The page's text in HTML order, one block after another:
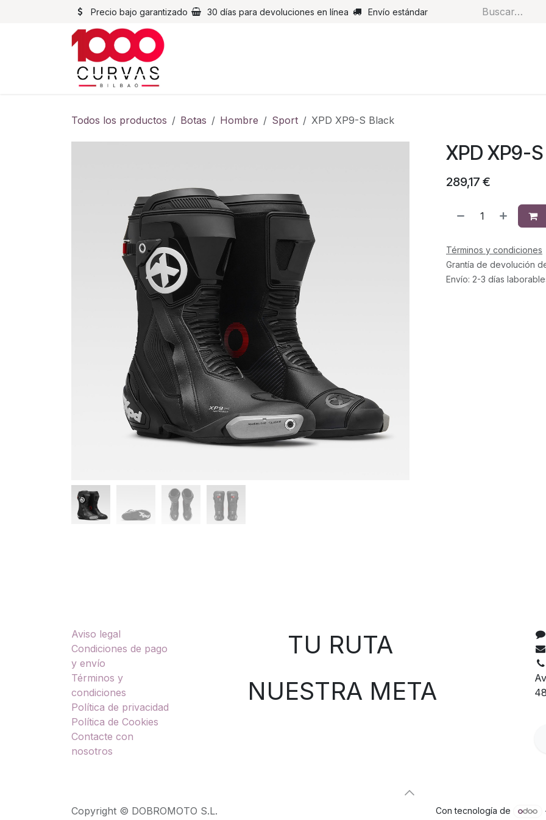
Precio bajo garantizado 30 días para devoluciones en línea Envío estándar
Todos los productos Botas Hombre Sport XPD XP9-S Black
XPD XP9-
289,17 €
Términos y condiciones
Grantía de devolución
Envío: 2-3 días
Aviso legal
Condiciones de pago
y envío
Términos y
condiciones
Política de privacidad
Política de Cookies
Contacte con
nosotros
TU RUTA
NUESTRA META
Copyright © DOBROMOTO S.L. Con tecnología de